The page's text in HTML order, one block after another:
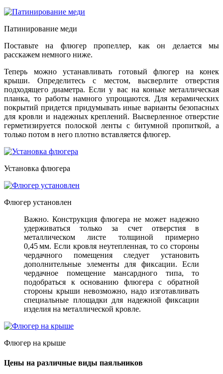
Патинирование меди
Поставьте на флюгер пропеллер, как он делается мы
расскажем немного ниже.
Теперь можно устанавливать готовый флюгер на конек
крыши. Определитесь с местом, высверлите отверстия
подходящего диаметра. Если у вас на коньке металлическая
планка, то работы намного упрощаются. Для керамических
покрытий придется придумывать иные варианты безопасных
для кровли и надежных креплений. Высверленное отверстие
герметизируется полоской ленты с битумной пропиткой, а
только потом в него плотно вставляется флюгер.
Установка флюгера
Флюгер установлен
Важно. Конструкция флюгера не может надежно
удерживаться только за счет отверстия в
металлическом листе толщиной примерно
0,45 мм. Если кровля неутепленная, то со стороны
чердачного помещения следует установить
дополнительные элементы для фиксации. Если
чердачное помещение мансардного типа, то
подобраться к основанию флюгера с обратной
стороны крыши невозможно, надо изготавливать
специальные площадки для надежной фиксации
изделия на металлической кровле.
Флюгер на крыше
Цены на различные виды паяльников